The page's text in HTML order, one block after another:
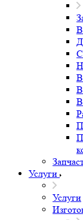
Услуги
Услуги